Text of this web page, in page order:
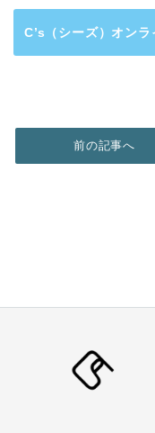
C’s（シーズ）オン
前の記事へ